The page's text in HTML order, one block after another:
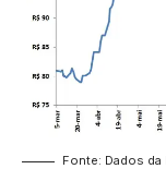
Fonte: Dados da